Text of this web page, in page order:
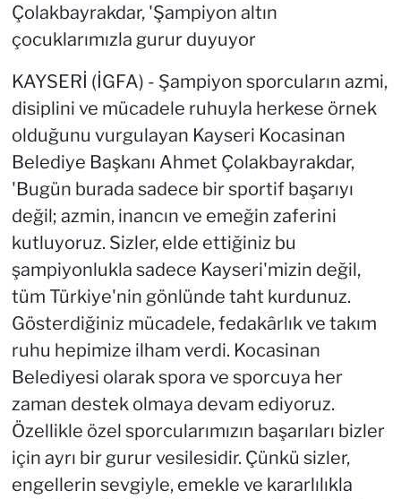
Çolakbayrakdar, 'Şampiyon altın
çocuklarımızla gurur duyuyor
KAYSERİ (İGFA) - Şampiyon sporcuların azmi,
disiplini ve mücadele ruhuyla herkese örnek
olduğunu vurgulayan Kayseri Kocasinan
Belediye Başkanı Ahmet Çolakbayrakdar,
'Bugün burada sadece bir sportif başarıyı
değil; azmin, inancın ve emeğin zaferini
kutluyoruz. Sizler, elde ettiğiniz bu
şampiyonlukla sadece Kayseri'mizin değil,
tüm Türkiye'nin gönlünde taht kurdunuz.
Gösterdiğiniz mücadele, fedakârlık ve takım
ruhu hepimize ilham verdi. Kocasinan
Belediyesi olarak spora ve sporcuya her
zaman destek olmaya devam ediyoruz.
Özellikle özel sporcularımızın başarıları bizler
için ayrı bir gurur vesilesidir. Çünkü sizler,
engellerin sevgiyle, emekle ve kararlılıkla